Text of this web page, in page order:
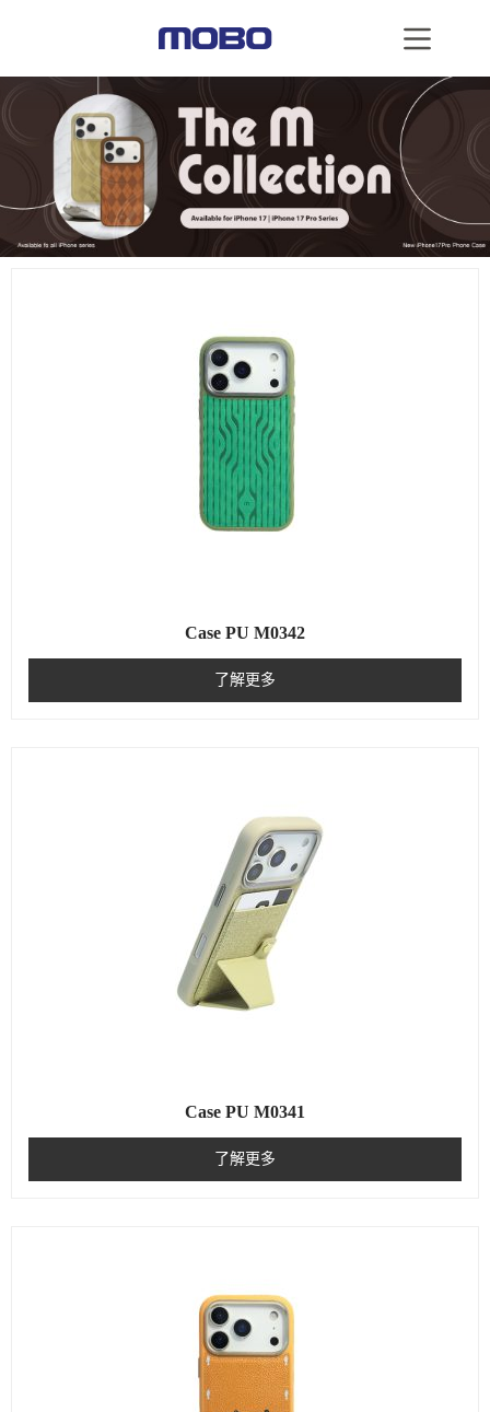
Case PU M0342
了解更多
Case PU M0341
了解更多